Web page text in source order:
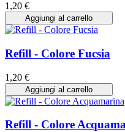
1,20 €
Aggiungi al carrello
Refill - Colore Fucsia
1,20 €
Aggiungi al carrello
Refill - Colore